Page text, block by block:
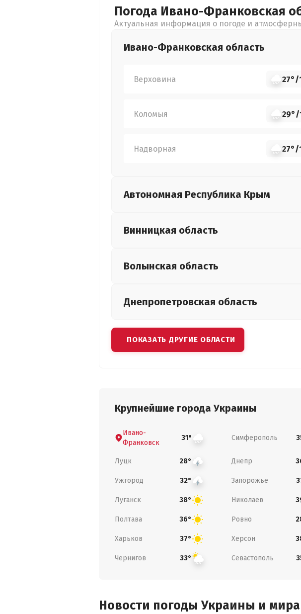
Погода Ивано-Франковская
Актуальная информация о погоде и
Ивано-Франковская область
Верховина 27°/
Коломыя 29°/
Надворная 27°/
Автономная Республика Крым
Винницкая область
Волынская область
Днепропетровская область
ПОКАЗАТЬ ДРУГИЕ ОБЛАСТИ
Крупнейшие города Украины
Ивано-
Франковск
31° Симферополь
Луцк 28° Днепр
Ужгород 32° Запорожье
Луганск 38° Николаев
Полтава 36° Ровно
Харьков 37° Херсон
Чернигов 33° Севастополь
Новости погоды Украины и мира